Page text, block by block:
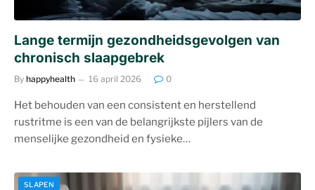
Lange termijn gezondheidsgevolgen van
chronisch slaapgebrek
By happyhealth 16 april 2026 0
Het behouden van een consistent en herstellend
rustritme is een van de belangrijkste pijlers van de
menselijke gezondheid en fysieke…
SLAPEN